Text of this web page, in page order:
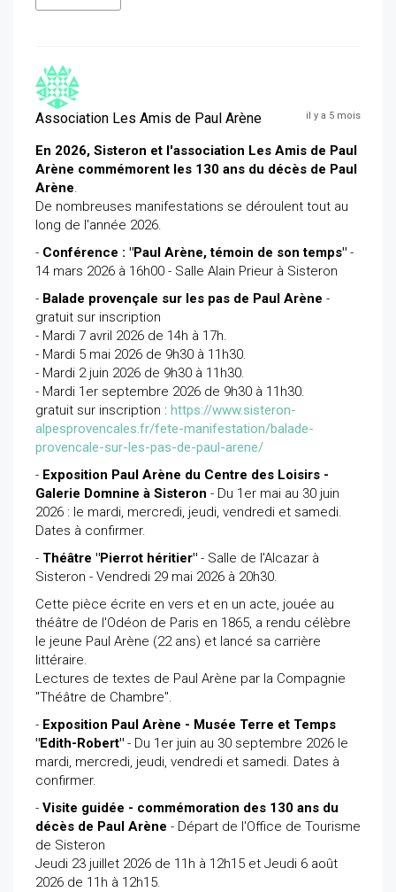
Association Les Amis de Paul Arène il y a 5 mois
En 2026, Sisteron et l'association Les Amis de Paul
Arène commémorent les 130 ans du décès de Paul
Arène.
De nombreuses manifestations se déroulent tout au
long de l'année 2026.
- Conférence : "Paul Arène, témoin de son temps" -
14 mars 2026 à 16h00 - Salle Alain Prieur à Sisteron
- Balade provençale sur les pas de Paul Arène -
gratuit sur inscription
- Mardi 7 avril 2026 de 14h à 17h.
- Mardi 5 mai 2026 de 9h30 à 11h30.
- Mardi 2 juin 2026 de 9h30 à 11h30.
- Mardi 1er septembre 2026 de 9h30 à 11h30.
gratuit sur inscription : https://www.sisteron-
alpesprovencales.fr/fete-manifestation/balade-
provencale-sur-les-pas-de-paul-arene/
- Exposition Paul Arène du Centre des Loisirs -
Galerie Domnine à Sisteron - Du 1er mai au 30 juin
2026 : le mardi, mercredi, jeudi, vendredi et samedi.
Dates à confirmer.
- Théâtre "Pierrot héritier" - Salle de l'Alcazar à
Sisteron - Vendredi 29 mai 2026 à 20h30.
Cette pièce écrite en vers et en un acte, jouée au
théâtre de l'Odéon de Paris en 1865, a rendu célèbre
le jeune Paul Arène (22 ans) et lancé sa carrière
littéraire.
Lectures de textes de Paul Arène par la Compagnie
"Théâtre de Chambre".
- Exposition Paul Arène - Musée Terre et Temps
"Edith-Robert" - Du 1er juin au 30 septembre 2026 le
mardi, mercredi, jeudi, vendredi et samedi. Dates à
confirmer.
- Visite guidée - commémoration des 130 ans du
décès de Paul Arène - Départ de l'Office de Tourisme
de Sisteron
Jeudi 23 juillet 2026 de 11h à 12h15 et Jeudi 6 août
2026 de 11h à 12h15.